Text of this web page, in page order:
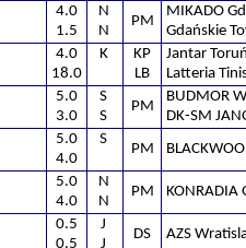
4.0
1.5
N
N
PM
MIKADO
Gdańskie
4.0
18.0
K
KP
LB
Jantar
Latteria
5.0
3.0
S
S
PM
BUDMOR
DK-SM
5.0
4.0
S
PM
5.0
4.0
N
N
PM KONRADIA
0.5
0.5
J
J
DS AZS